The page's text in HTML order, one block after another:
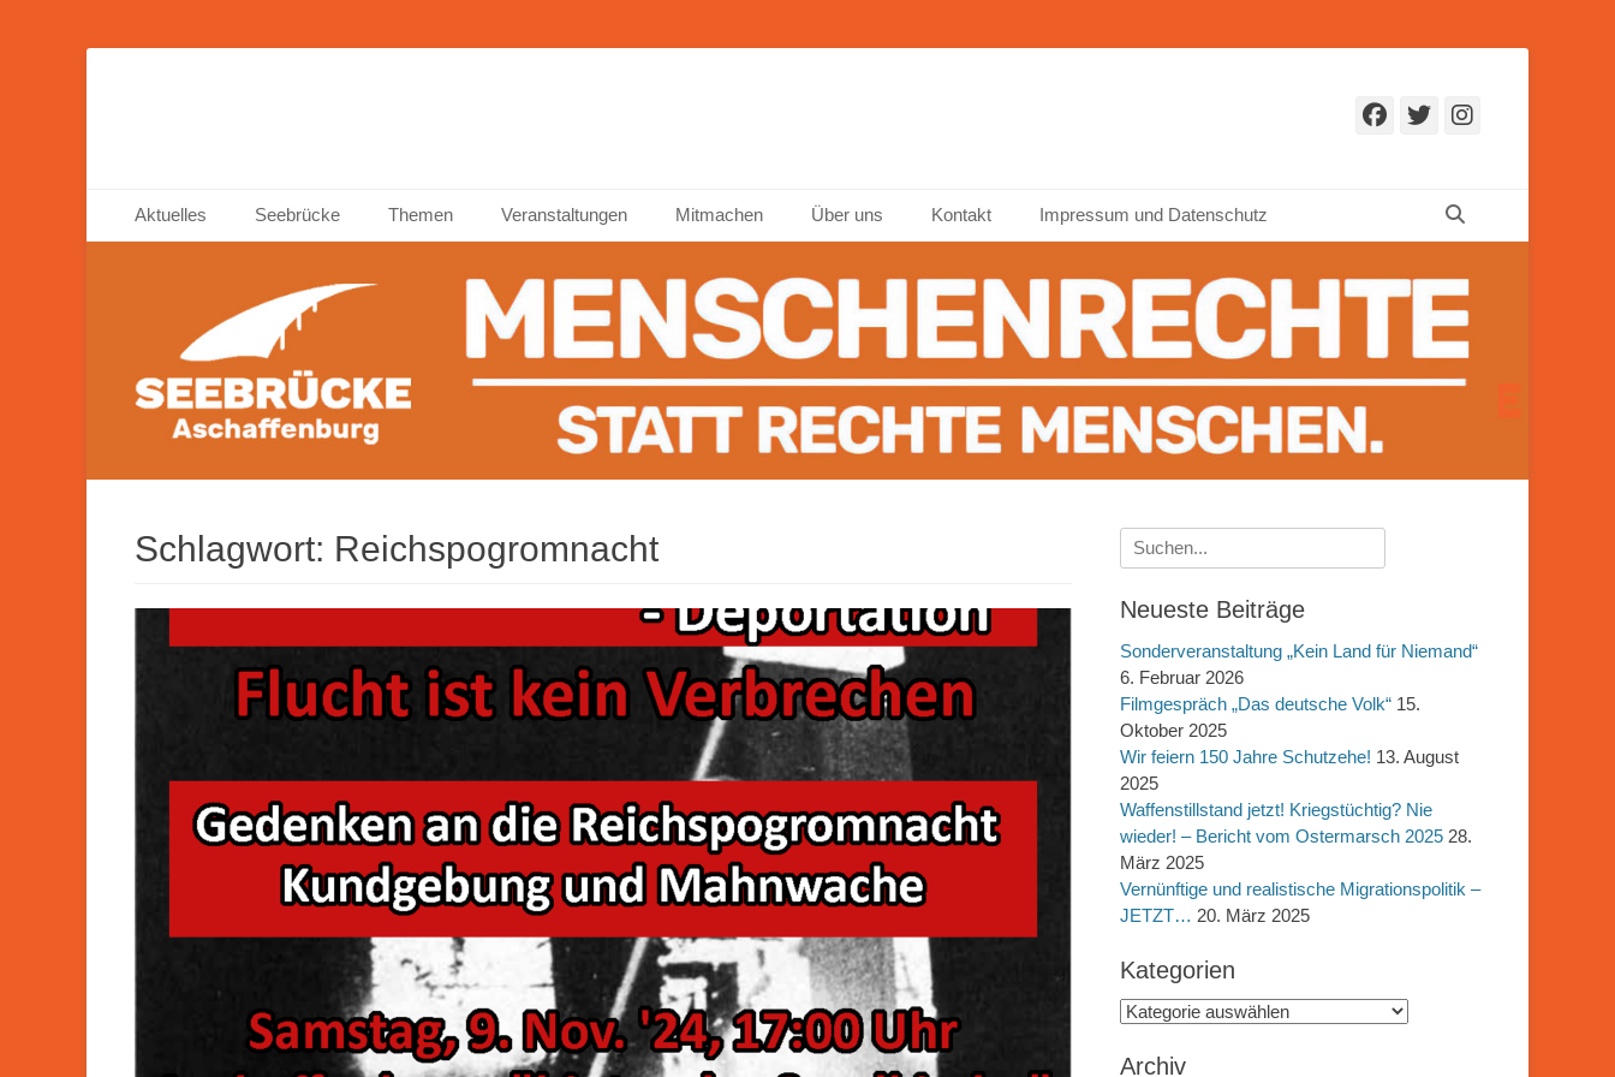
Facebook
Twitter
Primäres Menü
Inhalt
Aktuelles Seebrücke Themen Veranstaltungen Mitmachen Über uns Kontakt Impressum und Datenschutz
Schlagwort: Reichspogromnacht
Suchen
nach:
Neueste Beiträge
Sonderveranstaltung „Kein Land für Niemand“
6. Februar 2026
Filmgespräch „Das deutsche Volk“ 15.
Oktober 2025
Wir feiern 150 Jahre Schutzehe! 13. August
2025
Waffenstillstand jetzt! Kriegstüchtig? Nie
wieder! – Bericht vom Ostermarsch 2025 28.
März 2025
Vernünftige und realistische Migrationspolitik –
JETZT… 20. März 2025
Kategorien
Kategorien
Archiv